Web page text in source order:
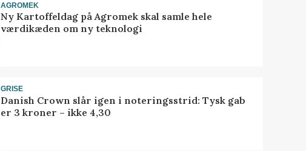
AGROMEK
Ny Kartoffeldag på Agromek skal samle hele
værdikæden om ny teknologi
GRISE
Danish Crown slår igen i noteringsstrid: Tysk gab
er 3 kroner – ikke 4,30